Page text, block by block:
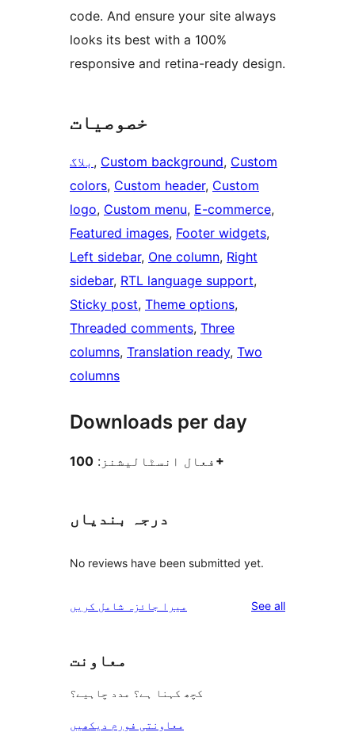
code. And ensure your site always
looks its best with a 100%
responsive and retina-ready design.
خصوصیات
بلاگ , Custom background, Custom
colors, Custom header, Custom
logo, Custom menu, E-commerce
Featured images, Footer widgets
Left sidebar, One column, Right
sidebar, RTL language support
Sticky post, Theme options
Threaded comments, Three
columns, Translation ready, Two
columns
Downloads per day
فعال انسٹالیشنز: 100+
درجہ بندیاں
No reviews have been submitted yet.
میرا جائزہ شامل کریں See allreviews
معاونت
کچھ کہنا ہے؟ مدد چاہیے؟
معاونتی فورم دیکھیں